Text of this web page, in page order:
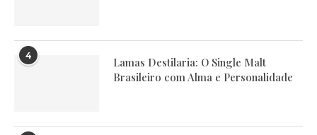
4
Lamas Destilaria: O Single Malt
Brasileiro com Alma e Personalidade